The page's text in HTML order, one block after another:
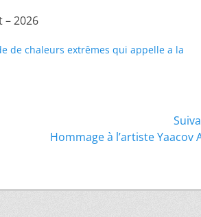
– 2026
de chaleurs extrêmes qui appelle a la
Hommage à l’artiste Yaacov